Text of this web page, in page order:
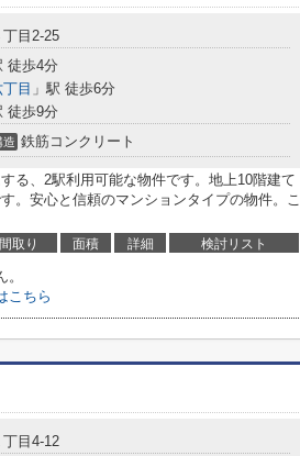
丁目2-25
徒歩4分
目 」駅 徒歩6分
徒歩9分
造 鉄筋コンクリート
る、2駅利用可能な物件です。地上10階建て
。安心と信頼のマンションタイプの物件。こ
間取り 面積 詳細 検討リスト
こちら
丁目4-12